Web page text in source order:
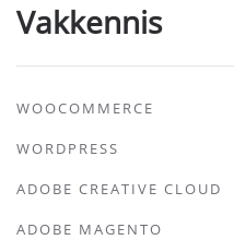
Vakkennis
WOOCOMMERCE
WORDPRESS
ADOBE CREATIVE CLOUD
ADOBE MAGENTO